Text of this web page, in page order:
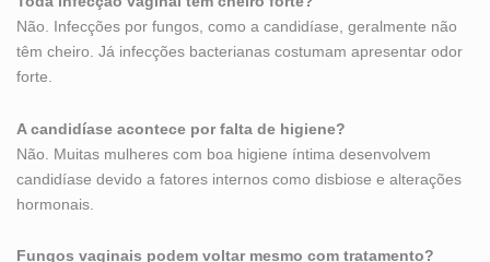
Não. Infecções por fungos, como a candidíase, geralmente não
têm cheiro. Já infecções bacterianas costumam apresentar odor
forte.
A candidíase acontece por falta de higiene?
Não. Muitas mulheres com boa higiene íntima desenvolvem
candidíase devido a fatores internos como disbiose e alterações
hormonais.
Fungos vaginais podem voltar mesmo com tratamento?